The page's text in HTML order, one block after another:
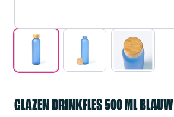
GLAZEN DRINKFLES 500 ML BLAUW